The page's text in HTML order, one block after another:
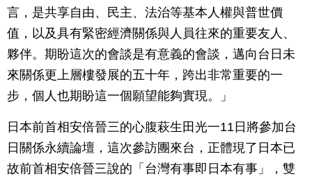
言，是共享自由、民主、法治等基本人權與普世價
值，以及具有緊密經濟關係與人員往來的重要友人、
夥伴。期盼這次的會談是有意義的會談，邁向台日未
來關係更上層樓發展的五十年，跨出非常重要的一
步，個人也期盼這一個願望能夠實現。」
日本前首相安倍晉三的心腹萩生田光一11日將參加台
日關係永續論壇，這次參訪團來台，正體現了日本已
故前首相安倍晉三說的「台灣有事即日本有事」，雙